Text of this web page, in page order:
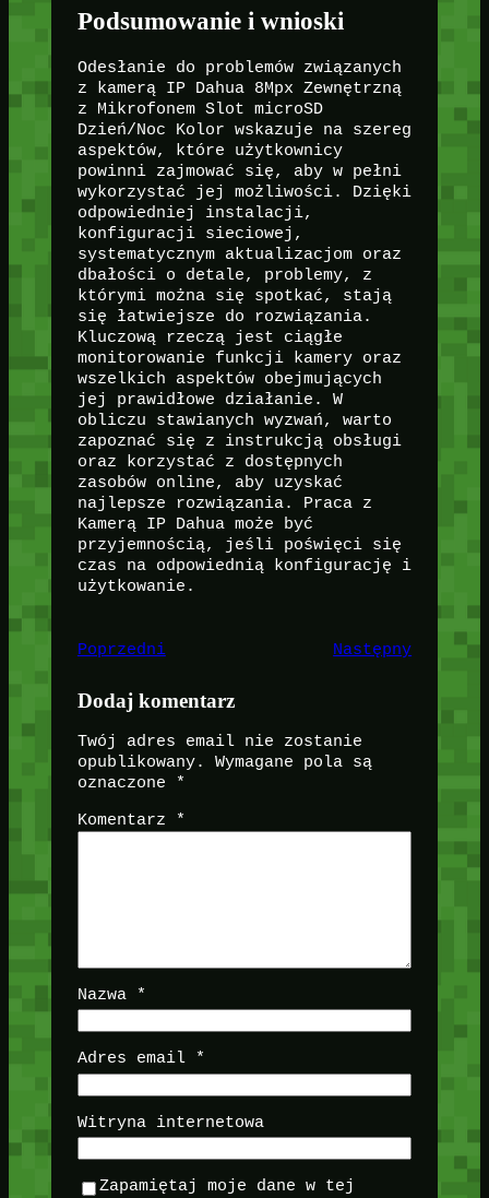
Podsumowanie i wnioski
Odesłanie do problemów związanych
z kamerą IP Dahua 8Mpx Zewnętrzną
z Mikrofonem Slot microSD
Dzień/Noc Kolor wskazuje na szereg
aspektów, które użytkownicy
powinni zajmować się, aby w pełni
wykorzystać jej możliwości. Dzięki
odpowiedniej instalacji,
konfiguracji sieciowej,
systematycznym aktualizacjom oraz
dbałości o detale, problemy, z
którymi można się spotkać, stają
się łatwiejsze do rozwiązania.
Kluczową rzeczą jest ciągłe
monitorowanie funkcji kamery oraz
wszelkich aspektów obejmujących
jej prawidłowe działanie. W
obliczu stawianych wyzwań, warto
zapoznać się z instrukcją obsługi
oraz korzystać z dostępnych
zasobów online, aby uzyskać
najlepsze rozwiązania. Praca z
Kamerą IP Dahua może być
przyjemnością, jeśli poświęci się
czas na odpowiednią konfigurację i
użytkowanie.
Poprzedni Następny
Dodaj komentarz
Twój adres email nie zostanie
opublikowany.
Wymagane pola są
oznaczone
*
Komentarz *
Nazwa *
Adres email *
Witryna internetowa
Zapamiętaj moje dane w tej